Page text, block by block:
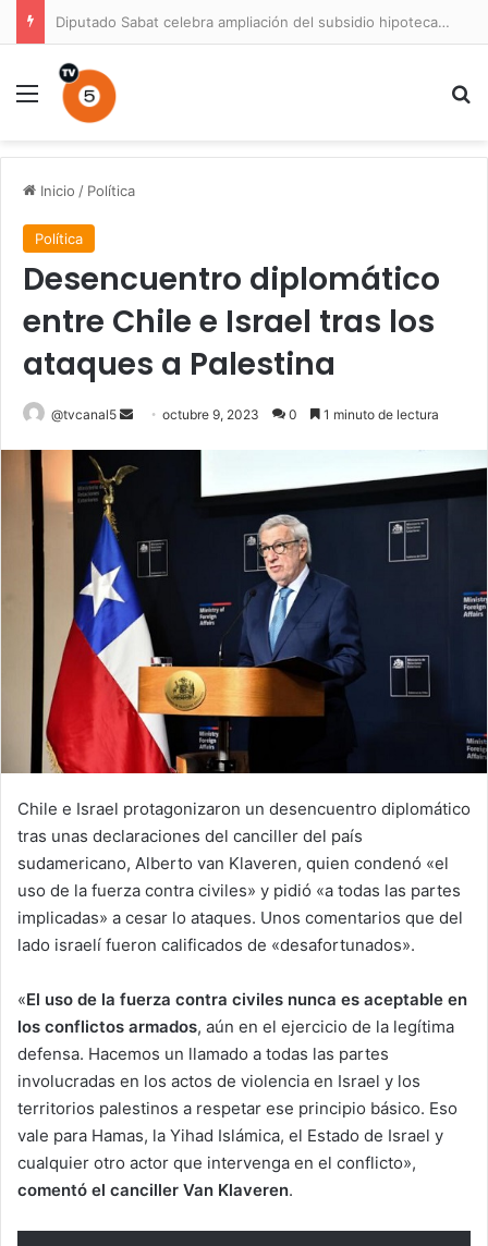
Diputado Sabat celebra ampliación del subsidio hipotecario con viviendas de hasta 6.000 UF
Menú
Inicio / Política
Política
Desencuentro diplomático
entre Chile e Israel tras los
ataques a Palestina
@tvcanal5
Send
email
octubre 9, 2023 0 1 minuto de lectura
Chile e Israel protagonizaron un desencuentro diplomático
tras unas declaraciones del canciller del país
sudamericano, Alberto van Klaveren, quien condenó «el
uso de la fuerza contra civiles» y pidió «a todas las partes
implicadas» a cesar lo ataques. Unos comentarios que del
lado israelí fueron calificados de «desafortunados».
«El uso de la fuerza contra civiles nunca es aceptable en
los conflictos armados, aún en el ejercicio de la legítima
defensa. Hacemos un llamado a todas las partes
involucradas en los actos de violencia en Israel y los
territorios palestinos a respetar ese principio básico. Eso
vale para Hamas, la Yihad Islámica, el Estado de Israel y
cualquier otro actor que intervenga en el conflicto»,
comentó el canciller Van Klaveren.